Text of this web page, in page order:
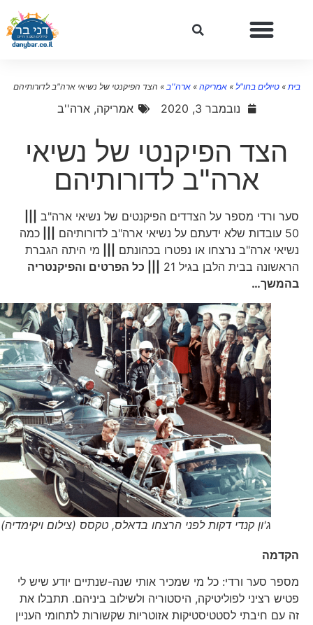
»טיולים בחו"ל»אמריקה»ארה''ב»הצד הפיקנטי של נשיאי ארה"ב לדורותיהם
נובמבר 3, 2020 אמריקה,ארה''ב
הצד הפיקנטי של נשיאי
ארה"ב לדורותיהם
סער ורדי מספר על הצדדים הפיקנטים של נשיאי ארה"ב|||
|||
כמה
נשיאי ארה"ב נרצחו או נפטרו בכהונתם|||
מי היתה הגברת
הראשונה בבית הלבן בגיל 21
||| כל הפרטים והפיקנטריה
בהמשך…
ג'ון קנדי דקות לפני הרצחו בדאלס, טקסס (צילום ויקימדיה)
הקדמה
מספר סער ורדי: כל מי שמכיר אותי שנה-שנתיים יודע שיש לי
פטיש רציני לפוליטיקה, היסטוריה ולשילוב ביניהם. תתבלו את
זה עם חיבתי לסטטיסטיקות אזוטריות שקשורות לתחומי העניין